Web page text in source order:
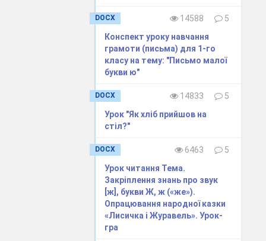
DOCX 14588
5
Конспект уроку навчання
грамоти (письма) для 1-го
класу на тему: "Письмо малої
букви ю"
DOCX 14833
5
Урок "Як хліб прийшов на
стіл?"
DOCX 6463
5
Урок читання Тема.
Закріплення знань про звук
[ж], букви Ж, ж («же»).
Опрацювання народної казки
«Лисичка і Журавель». Урок-
гра